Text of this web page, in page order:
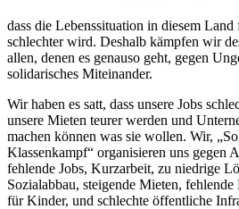
dass die Lebenssituation in diesem
schlechter wird. Deshalb kämpfen wir
allen, denen es genauso geht, gegen
solidarisches Miteinander.
Wir haben es satt, dass unsere Jobs
unsere Mieten teurer werden und
machen können was sie wollen. Wir,
Klassenkampf“ organisieren uns gegen
fehlende Jobs, Kurzarbeit, zu niedrige
Sozialabbau, steigende Mieten,
für Kinder, und schlechte öffentliche